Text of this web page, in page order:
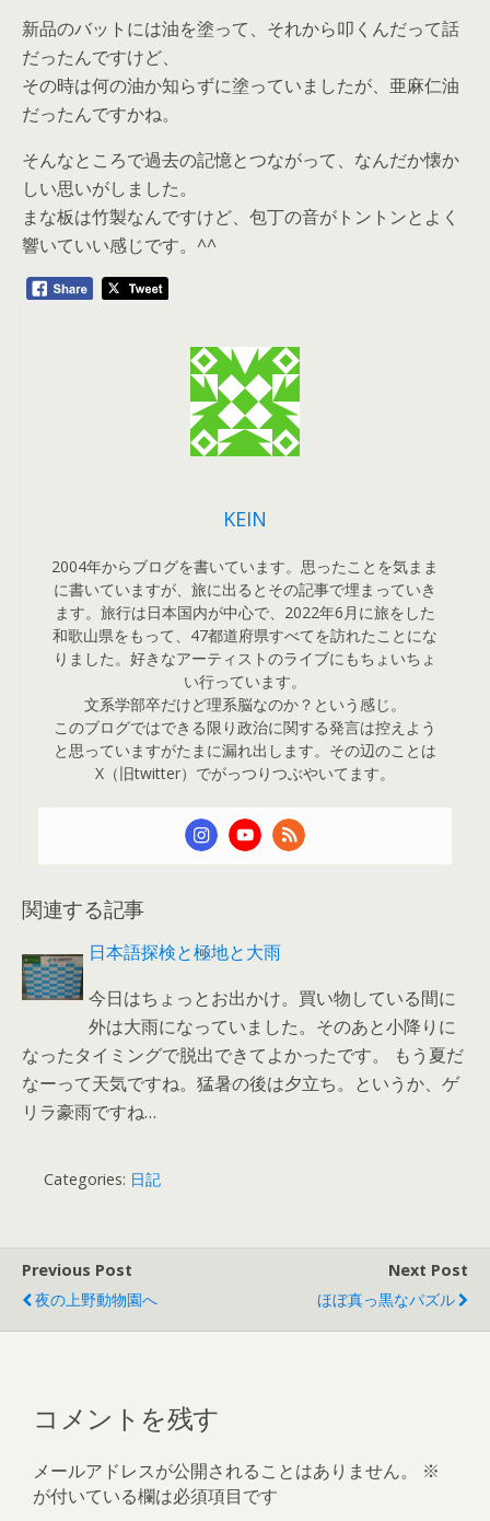
新品のバットには油を塗って、それから叩くんだって話
だったんですけど、
その時は何の油か知らずに塗っていましたが、亜麻仁油
だったんですかね。
そんなところで過去の記憶とつながって、なんだか懐か
しい思いがしました。
まな板は竹製なんですけど、包丁の音がトントンとよく
響いていい感じです。^^
KEIN
2004年からブログを書いています。思ったことを気まま
に書いていますが、旅に出るとその記事で埋まっていき
ます。旅行は日本国内が中心で、2022年6月に旅をした
和歌山県をもって、47都道府県すべてを訪れたことにな
りました。好きなアーティストのライブにもちょいちょ
い行っています。
文系学部卒だけど理系脳なのか？という感じ。
このブログではできる限り政治に関する発言は控えよう
と思っていますがたまに漏れ出します。その辺のことは
X（旧twitter）でがっつりつぶやいてます。
関連する記事
日本語探検と極地と大雨
今日はちょっとお出かけ。買い物している間に
外は大雨になっていました。そのあと小降りに
なったタイミングで脱出できてよかったです。 もう夏だ
なーって天気ですね。猛暑の後は夕立ち。というか、ゲ
リラ豪雨ですね…
Categories: 日記
Previous Post
夜の上野動物園へ
Next Post
ほぼ真っ黒なパズル
コメントを残す
メールアドレスが公開されることはありません。
※
が付いている欄は必須項目です